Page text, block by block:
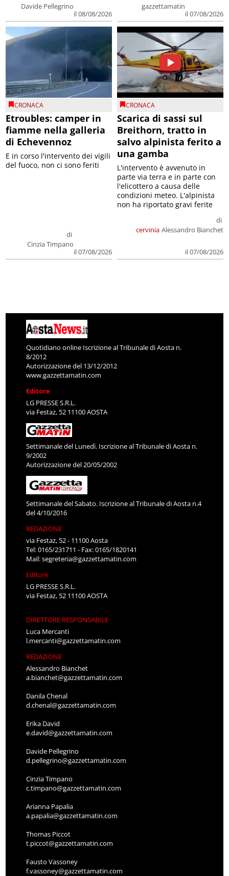
Davide Pellegrino
il 08/08/2026
gazzettamatin
il 07/08/2026
CRONACA
Etroubles: camper in
fiamme nella galleria
di Echevennoz
di
Cinzia Timpano
il 07/08/2026
E in corso l'intervento dei vigili
del fuoco, non ci sono feriti
CRONACA
Scarica di sassi sul
Breithorn, tratto in
salvo alpinista ferito a
una gamba
cervinia
di
Alessandro Bianchet
il 07/08/2026
L'intervento è avvenuto in
parte via terra e in parte con
l'elicottero a causa delle
condizioni meteo. L'alpinista
non ha riportato gravi ferite
Quotidiano online Iscrizione al Tribunale di Aosta n.
8/2012
Autorizzazione del 13/12/2012
www.gazzettamatin.com
Editore
LG PRESSE S.R.L.
via Festaz, 52 11100 AOSTA
Settimanale del Lunedì. Iscrizione al Tribunale di Aosta n.
9/2002
Autorizzazione del 20/05/2002
Settimanale del Sabato. Iscrizione al Tribunale di Aosta n.4
del 4/10/2016
REDAZIONE
via Festaz, 52 - 11100 Aosta
Tel: 0165/231711 - Fax: 0165/1820141
Mail:segreteria@gazzettamatin.com
Editore
LG PRESSE S.R.L.
via Festaz, 52 11100 AOSTA
DIRETTORE RESPONSABILE
Luca Mercanti
l.mercanti@gazzettamatin.com
REDAZIONE
Alessandro Bianchet
a.bianchet@gazzettamatin.com
Danila Chenal
d.chenal@gazzettamatin.com
Erika David
e.david@gazzettamatin.com
Davide Pellegrino
d.pellegrino@gazzettamatin.com
Cinzia Timpano
c.timpano@gazzettamatin.com
Arianna Papalia
a.papalia@gazzettamatin.com
Thomas Piccot
t.piccot@gazzettamatin.com
Fausto Vassoney
f.vassoney@gazzettamatin.com